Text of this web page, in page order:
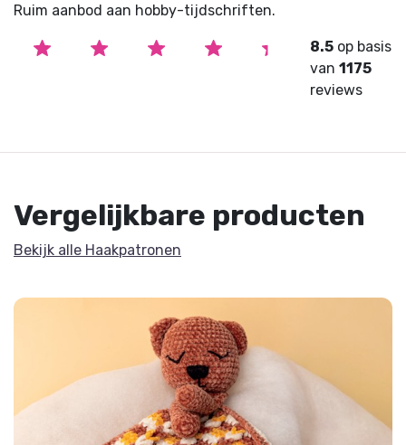
Ruim aanbod aan hobby-tijdschriften.
8.5 op basis
van1175
reviews
Vergelijkbare producten
Bekijk alle Haakpatronen